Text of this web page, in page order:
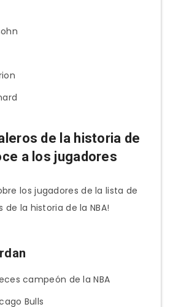
de la historia de
a los jugadores
los jugadores de la lista de
de la historia de la NBA!
campeón de la NBA
Bulls